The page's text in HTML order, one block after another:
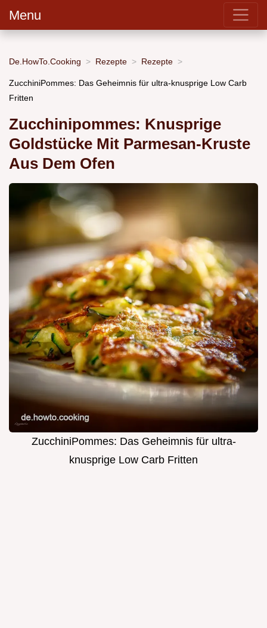
Menu
De.HowTo.Cooking Rezepte Rezepte
ZucchiniPommes: Das Geheimnis für ultra-knusprige Low Carb
Fritten
Zucchinipommes: Knusprige
Goldstücke Mit Parmesan-Kruste
Aus Dem Ofen
ZucchiniPommes: Das Geheimnis für ultra-
knusprige Low Carb Fritten